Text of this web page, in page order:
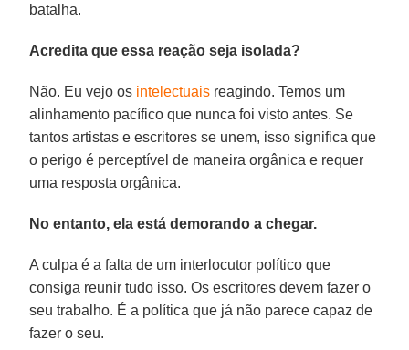
batalha.
Acredita que essa reação seja isolada?
Não. Eu vejo os intelectuais reagindo. Temos um
alinhamento pacífico que nunca foi visto antes. Se
tantos artistas e escritores se unem, isso significa que
o perigo é perceptível de maneira orgânica e requer
uma resposta orgânica.
No entanto, ela está demorando a chegar.
A culpa é a falta de um interlocutor político que
consiga reunir tudo isso. Os escritores devem fazer o
seu trabalho. É a política que já não parece capaz de
fazer o seu.